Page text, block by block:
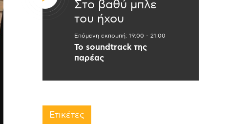
Στο βαθύ μπλε
του ήχου
Επόμενη εκπομπή: 19:00 - 21:00
Το soundtrack της
παρέας
Ετικέτες